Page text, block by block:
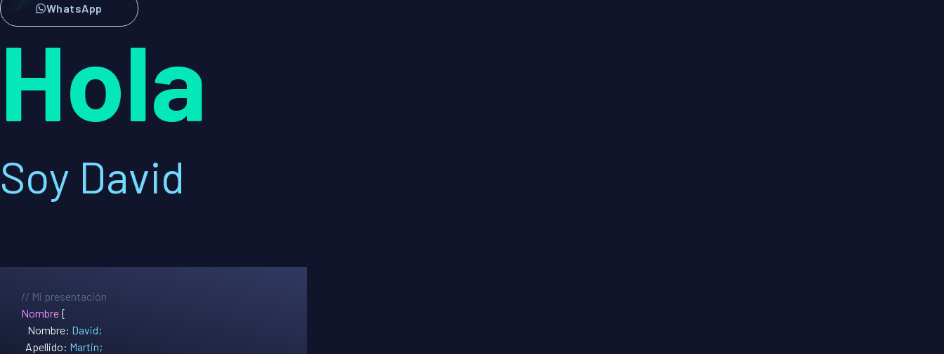
WhatsApp
Hola
Soy David
// Mi presentación
Nombre {
Nombre: David;
Apellido: Martin;